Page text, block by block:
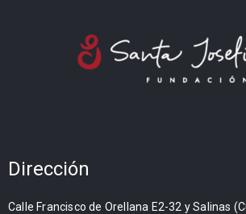
Dirección
Calle Francisco de Orellana E2-32 y Salinas